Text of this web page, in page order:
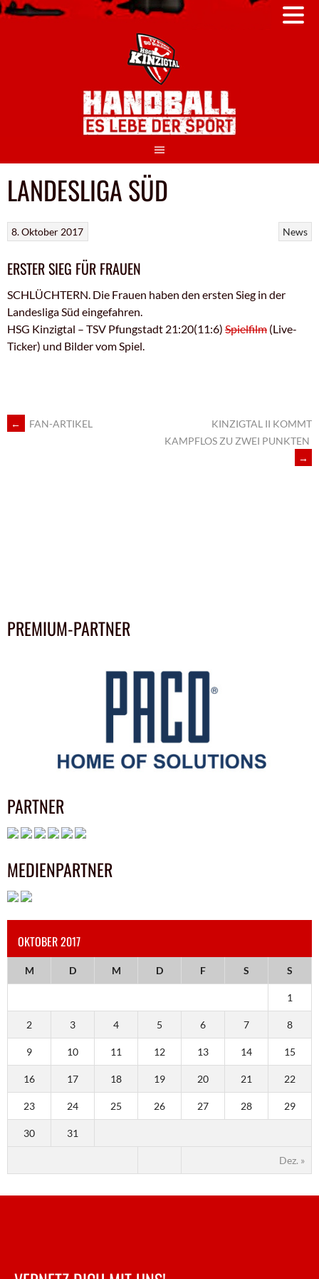
LANDESLIGA SÜD
News
8. Oktober 2017
ERSTER SIEG FÜR FRAUEN
SCHLÜCHTERN. Die Frauen haben den ersten Sieg in der
Landesliga Süd eingefahren.
HSG Kinzigtal – TSV Pfungstadt 21:20(11:6) Spielfilm (Live-
Ticker) und Bilder vom Spiel.
ARTIKEL-
← FAN-ARTIKEL
KINZIGTAL II KOMMT
KAMPFLOS ZU ZWEI PUNKTEN
→
PREMIUM-PARTNER
PARTNER
MEDIENPARTNER
OKTOBER 2017
M D M D F S S
Dez. »
1
2 3 4 5 6 7 8
9 10 11 12 13 14 15
16 17 18 19 20 21 22
23 24 25 26 27 28 29
30 31